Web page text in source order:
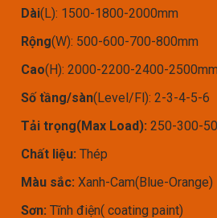
Dài(L): 1500-1800-2000mm
Rộng(W): 500-600-700-800mm
Cao(H): 2000-2200-2400-2500mm
Số tầng/sàn(Level/Fl): 2-3-4-5-6
Tải trọng(Max Load): 250-300-
Chất liệu: Thép
Màu sắc: Xanh-Cam(Blue-Orange)
Sơn: Tĩnh điện( coating paint)